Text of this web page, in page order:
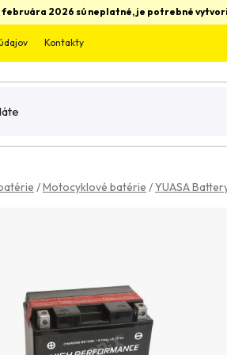
2026 sú neplatné, je potrebné
Kontakty
/Motocyklové batérie /YUASA